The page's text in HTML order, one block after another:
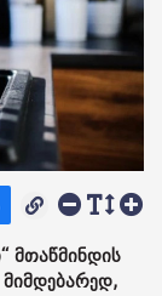
მთაწმინდის
მიმდებარედ,